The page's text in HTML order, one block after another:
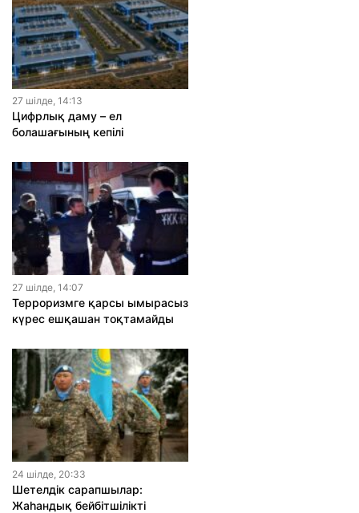
27 шiлде, 14:13
Цифрлық даму – ел
болашағының кепілі
27 шiлде, 14:07
Терроризмге қарсы ымырасыз
күрес ешқашан тоқтамайды
24 шiлде, 20:33
Шетелдік сарапшылар:
Жаһандық бейбітшілікті